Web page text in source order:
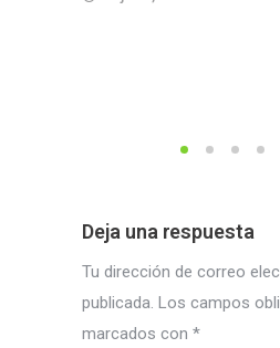
Deja una respuesta
Tu dirección de correo
publicada. Los campos
marcados con *